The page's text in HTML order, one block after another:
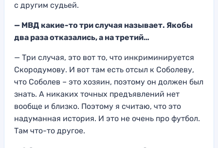
с другим судьей.
— МВД какие-то три случая называет. Якобы
два раза отказались, а на третий…
— Три случая, это вот то, что инкриминируется
Скородумову. И вот там есть отсыл к Соболеву,
что Соболев – это хозяин, поэтому он должен был
знать. А никаких точных предъявлений нет
вообще и близко. Поэтому я считаю, что это
надуманная история. И это не очень про футбол.
Там что-то другое.